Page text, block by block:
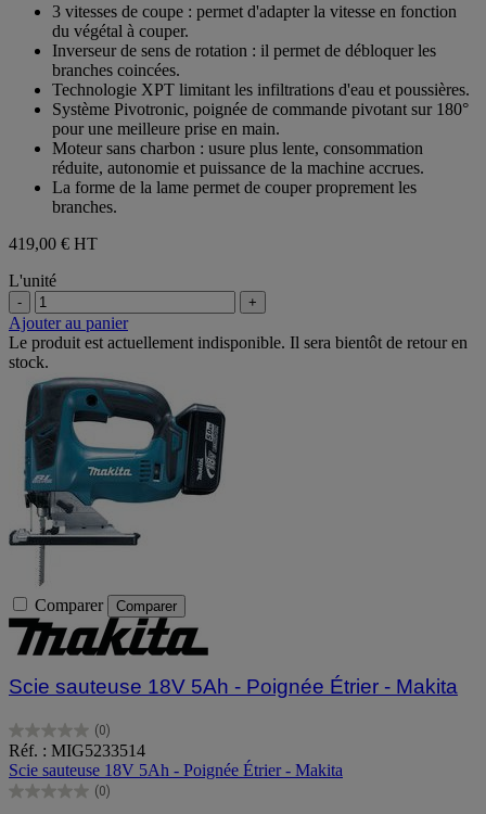
étoiles.
3 vitesses de coupe : permet d'adapter la vitesse en fonction
du végétal à couper.
Inverseur de sens de rotation : il permet de débloquer les
branches coincées.
Technologie XPT limitant les infiltrations d'eau et poussières.
Système Pivotronic, poignée de commande pivotant sur 180°
pour une meilleure prise en main.
Moteur sans charbon : usure plus lente, consommation
réduite, autonomie et puissance de la machine accrues.
La forme de la lame permet de couper proprement les
branches.
419,00 € HT
L'unité
- +
Ajouter au panier
Le produit est actuellement indisponible. Il sera bientôt de retour en
stock.
Comparer Comparer
Scie sauteuse 18V 5Ah - Poignée Étrier - Makita
(0)
0.0
sur
5
étoiles.
Réf. : MIG5233514
Scie sauteuse 18V 5Ah - Poignée Étrier - Makita
(0)
0.0